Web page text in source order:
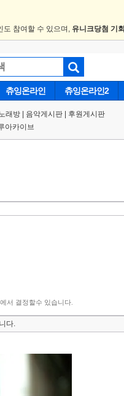
도 참여할 수 있으며, 유니크당첨 기회
츄잉온라인 츄잉온라인2
래방 음악게시판 후원게시판
아카이브
서 결정할수 있습니다.
다.